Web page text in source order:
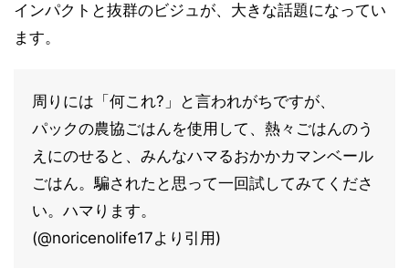
インパクトと抜群のビジュが、大きな話題になってい
ます。
周りには「何これ?」と言われがちですが、
パックの農協ごはんを使用して、熱々ごはんのう
えにのせると、みんなハマるおかかカマンベール
ごはん。騙されたと思って一回試してみてくださ
い。ハマります。
(@noricenolife17より引用)